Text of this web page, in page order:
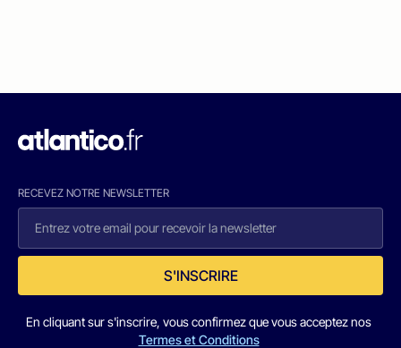
RECEVEZ NOTRE NEWSLETTER
S'INSCRIRE
En cliquant sur s'inscrire, vous confirmez que vous acceptez nos
Termes et Conditions